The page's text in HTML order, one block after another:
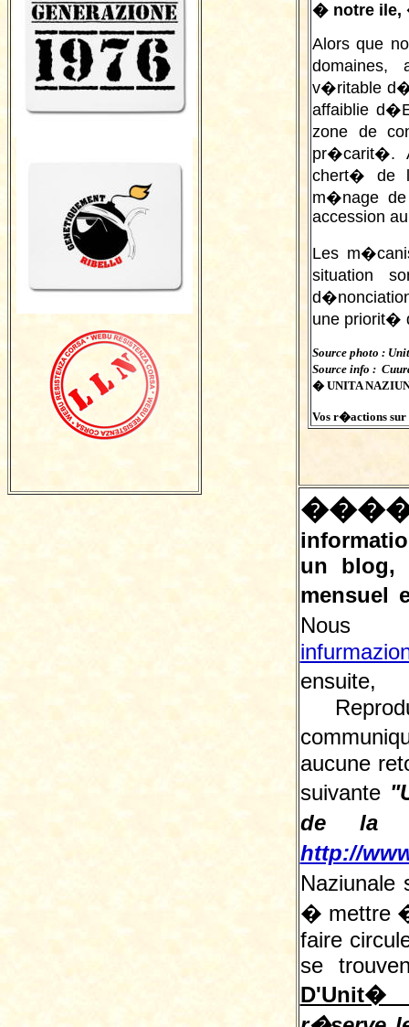
� notre ile,
Alors que
v�ritable
affaiblie
zone de
pr�carit�.
chert� de
m�nage
accession
Les
situation
une priorit�
Source photo :
Source info :
� UNITA
Vos r�actions
un blog,
mensuel
Nous
ensuite,
aucune
suivante
de la
http://
� mettre
faire
se
D'Unit�